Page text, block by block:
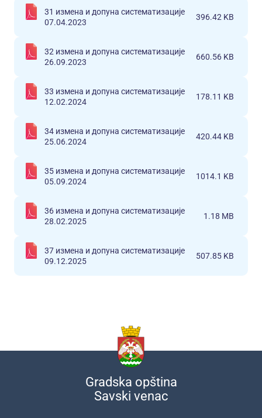
31 измена и допуна систематизације
07.04.2023
396.42 KB
32 измена и допуна систематизације
26.09.2023
660.56 KB
33 измена и допуна систематизације
12.02.2024
178.11 KB
34 измена и допуна систематизације
25.06.2024
420.44 KB
35 измена и допуна систематизације
05.09.2024
1014.1 KB
36 измена и допуна систематизације
28.02.2025
1.18 MB
37 измена и допуна систематизације
09.12.2025
507.85 KB
Gradska opština
Savski venac